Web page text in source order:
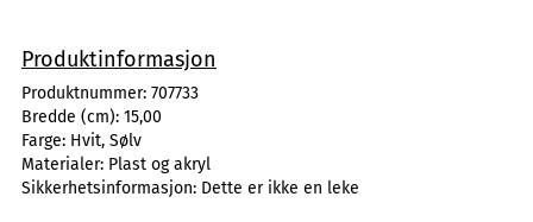
Produktinformasjon
Produktnummer: 707733
Bredde (cm): 15,00
Farge: Hvit, Sølv
Materialer: Plast og akryl
Sikkerhetsinformasjon: Dette er ikke en leke